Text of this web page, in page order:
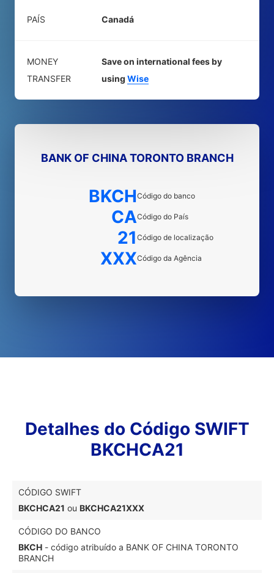
PAÍS Canadá
MONEY
TRANSFER
Save on international fees by
using Wise
BANK OF CHINA TORONTO BRANCH
BKCHCódigo do banco
CACódigo do País
21 Código de localização
XXXCódigo da Agência
Detalhes do Código SWIFT
BKCHCA21
CÓDIGO SWIFT
BKCHCA21 ou BKCHCA21XXX
CÓDIGO DO BANCO
BKCH - código atribuído a BANK OF CHINA TORONTO
BRANCH